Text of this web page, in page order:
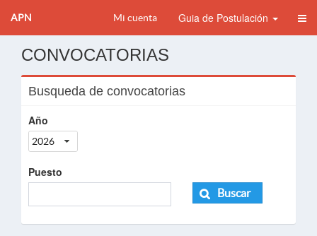
APN Mi cuenta Guia de Postulación
CONVOCATORIAS
Busqueda de convocatorias
Año
2026
Puesto
Buscar